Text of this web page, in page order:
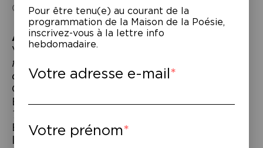
Caroline Boidé ©Daniel Mordzinski
À lire–
Vénus Khoury-Ghata,
fenêtre
qui reste des hommes, Actes Sud, 2021 –
Caroline Boidé,
Bruno Doucey, 2021 – Vénus Khoury-Ghata,
Ton chant est plus long que ton souffle
Entretiens avec Caroline Boidé, éd.
l’Archipel, 2019.
Pour être tenu(e) au courant de la
programmation de la Maison de la Poésie,
inscrivez-vous à la lettre info
hebdomadaire.
Votre adresse e-mail
Votre prénom